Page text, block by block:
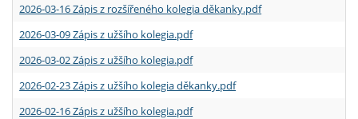
2026-03-16 Zápis z rozšířeného kolegia děkanky.pdf
2026-03-09 Zápis z užšího kolegia.pdf
2026-03-02 Zápis z užšího kolegia.pdf
2026-02-23 Zápis z užšího kolegia děkanky.pdf
2026-02-16 Zápis z užšího kolegia.pdf